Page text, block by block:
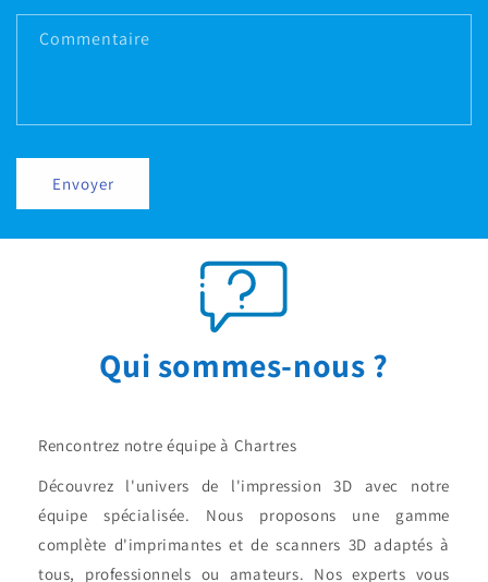
Commentaire
Envoyer
Qui sommes-nous ?
Rencontrez notre équipe à Chartres
Découvrez l'univers de l'impression 3D avec notre
équipe spécialisée. Nous proposons une gamme
complète d'imprimantes et de scanners 3D adaptés à
tous, professionnels ou amateurs. Nos experts vous